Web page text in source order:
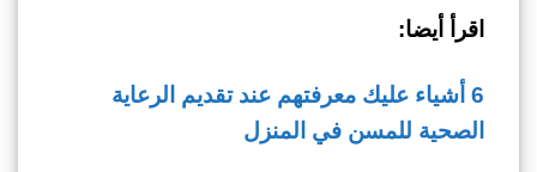
اقرأ أيضا:
6 أشياء عليك معرفتهم عند تقديم الرعاية
الصحية للمسن في المنزل